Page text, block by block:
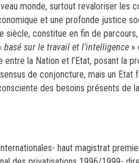
monde, surtout revaloriser les
et une profonde justice
siècle, constitue en fin de
basé sur le travail et l’intelligence »
la Nation et l’Etat, posant la
de conjoncture, mais un Etat
des besoins présents de
haut magistrat